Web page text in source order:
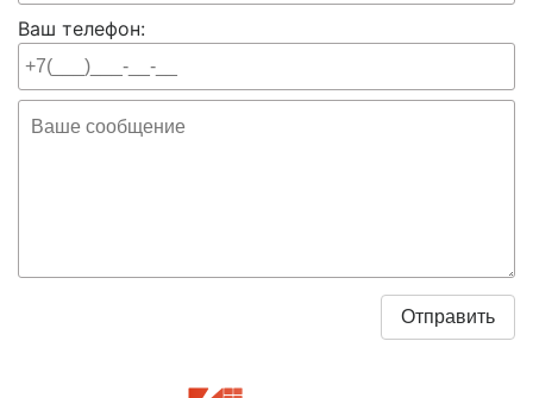
Ваш телефон: